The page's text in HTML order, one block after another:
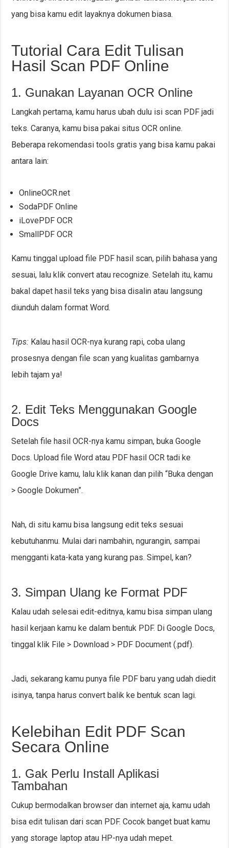
yang bisa kamu edit layaknya dokumen biasa.
Tutorial Cara Edit Tulisan
Hasil Scan PDF Online
1. Gunakan Layanan OCR Online
Langkah pertama, kamu harus ubah dulu isi scan PDF jadi
teks. Caranya, kamu bisa pakai situs OCR online.
Beberapa rekomendasi tools gratis yang bisa kamu pakai
antara lain:
OnlineOCR.net
SodaPDF Online
iLovePDF OCR
SmallPDF OCR
Kamu tinggal upload file PDF hasil scan, pilih bahasa yang
sesuai, lalu klik convert atau recognize. Setelah itu, kamu
bakal dapet hasil teks yang bisa disalin atau langsung
diunduh dalam format Word.
Tips: Kalau hasil OCR-nya kurang rapi, coba ulang
prosesnya dengan file scan yang kualitas gambarnya
lebih tajam ya!
2. Edit Teks Menggunakan Google
Docs
Setelah file hasil OCR-nya kamu simpan, buka Google
Docs. Upload file Word atau PDF hasil OCR tadi ke
Google Drive kamu, lalu klik kanan dan pilih “Buka dengan
> Google Dokumen”.
Nah, di situ kamu bisa langsung edit teks sesuai
kebutuhanmu. Mulai dari nambahin, ngurangin, sampai
mengganti kata-kata yang kurang pas. Simpel, kan?
3. Simpan Ulang ke Format PDF
Kalau udah selesai edit-editnya, kamu bisa simpan ulang
hasil kerjaan kamu ke dalam bentuk PDF. Di Google Docs,
tinggal klik File > Download > PDF Document (.pdf).
Jadi, sekarang kamu punya file PDF baru yang udah diedit
isinya, tanpa harus convert balik ke bentuk scan lagi.
Kelebihan Edit PDF Scan
Secara Online
1. Gak Perlu Install Aplikasi
Tambahan
Cukup bermodalkan browser dan internet aja, kamu udah
bisa edit tulisan dari scan PDF. Cocok banget buat kamu
yang storage laptop atau HP-nya udah mepet.